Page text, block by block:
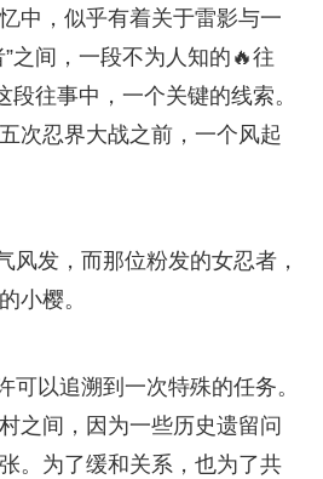
中，似乎有着关于雷影与一
之间，一段不为人知的🔥往
段往事中，一个关键的线索。
次忍界大战之前，一个风起
风发，而那位粉发的女忍者，
小樱。
可以追溯到一次特殊的任务。
之间，因为一些历史遗留问
。为了缓和关系，也为了共